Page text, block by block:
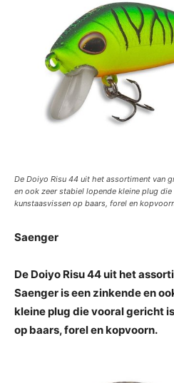
De Doiyo Risu 44 uit het assortiment van
en ook zeer stabiel lopende kleine plug
kunstaasvissen op baars, forel en
Saenger
De Doiyo Risu 44 uit het
Saenger is een zinkende en
kleine plug die vooral gericht
op baars, forel en kopvoorn.